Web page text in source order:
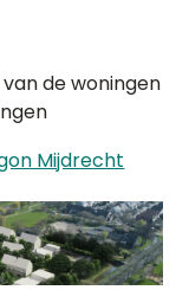
de woningen
Mijdrecht